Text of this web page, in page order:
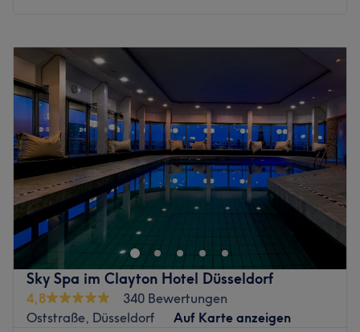
Dienstag
Mittwoch
Donnerstag
20:00
Freitag
10:00–20:00
Samstag
10:00 –16:00
Sonntag
Geschlossen
Bei KRL.Skinart in Dortmund dreht sich alles um
strahlende Haut und echte Wohlfühlmomente. Das Studio
kombiniert moderne Beauty-Treatments mit einer
entspannten, stilvollen Atmosphäre, in der du den Alltag
hinter dir lassen kannst. Individuell abgestimmte
Behandlungen sorgen für sichtbare Ergebnisse und einen
natürlichen Glow – perfekt für deine persönliche Auszeit.
Sky Spa im Clayton Hotel Düsseldorf
4,8
340 Bewertungen
Oststraße, Düsseldorf
Auf Karte anzeigen